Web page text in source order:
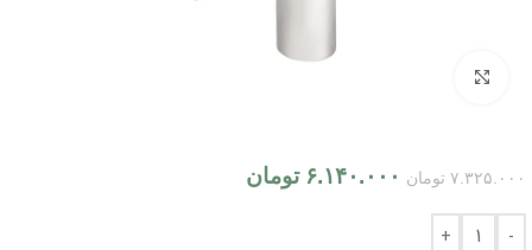
۷.۳۲۵.۰۰۰ تومان ۶.۱۴۰.۰۰۰ تومان
-
+